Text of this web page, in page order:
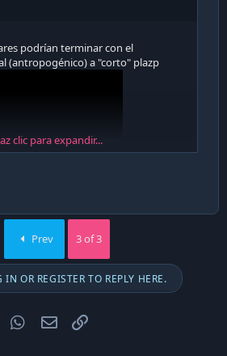
podrían terminar con el
(antropogénico) a "corto" plazp
clic para expandir...
Prev 3 of 3
OR REGISTER TO REPLY HERE.
Reddit WhatsApp
Email